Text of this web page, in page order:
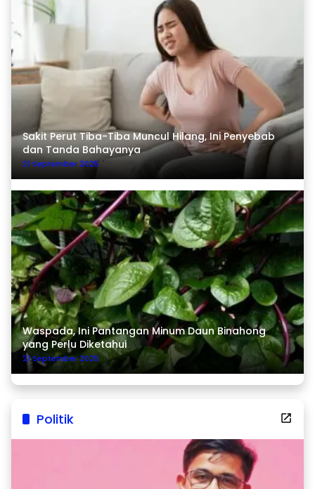
Sakit Perut Tiba-Tiba Muncul Hilang, Ini Penyebab
dan Tanda Bahayanya
21 September 2025
Waspada, Ini Pantangan Minum Daun Binahong
yang Perlu Diketahui
21 September 2025
Politik